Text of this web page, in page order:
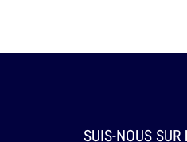
SUIS-NOUS SUR